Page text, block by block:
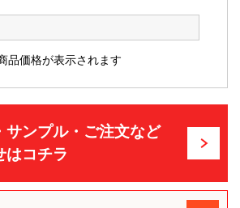
品価格が表示されます
サンプル・ご注文など
はコチラ